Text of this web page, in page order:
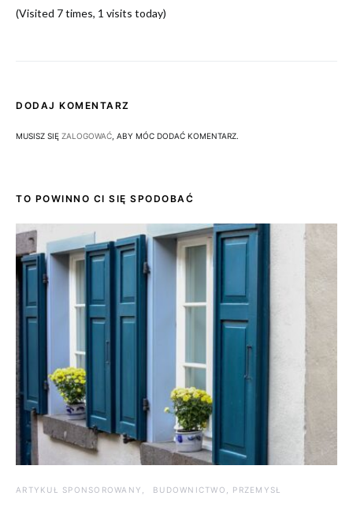
(Visited 7 times, 1 visits today)
DODAJ KOMENTARZ
MUSISZ SIĘ ZALOGOWAĆ , ABY MÓC DODAĆ KOMENTARZ.
TO POWINNO CI SIĘ SPODOBAĆ
ARTYKUŁ SPONSOROWANY BUDOWNICTWO, PRZEMYSŁ